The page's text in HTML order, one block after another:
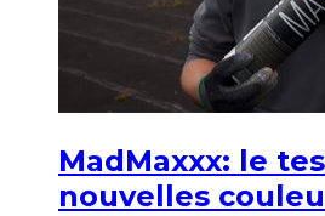
MadMaxxx: le
nouvelles